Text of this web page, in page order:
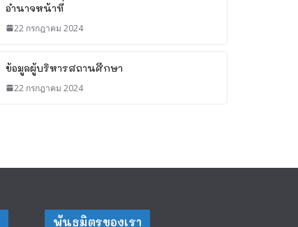
อำนาจหน้าที่
22 กรกฎาคม 2024
ข้อมูลผู้บริหารสถานศึกษา
22 กรกฎาคม 2024
พันธมิตรของเรา